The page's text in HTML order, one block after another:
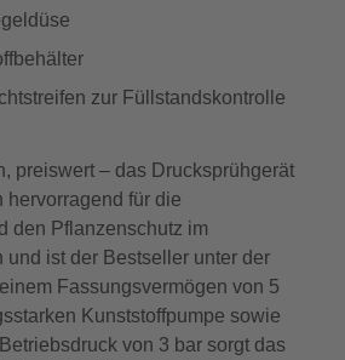
zur Füllstandskontrolle
preiswert – das Drucksprühgerät
hervorragend für die
den Pflanzenschutz im
und ist der Bestseller unter der
Fassungsvermögen von 5
Kunststoffpumpe sowie
von 3 bar sorgt das